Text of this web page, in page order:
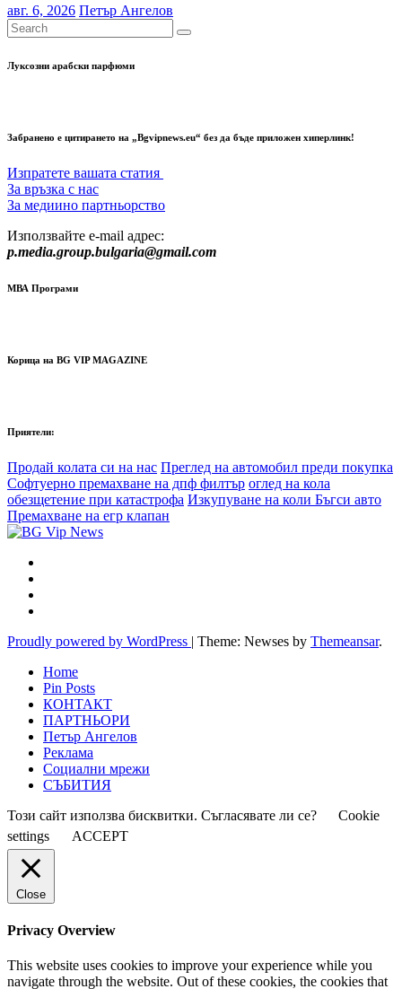
авг. 6, 2026 Петър Ангелов
Луксозни арабски парфюми
Забранено е цитирането на „Bgvipnews.eu“ без да бъде приложен хиперлинк!
Изпратете вашата статия
За връзка с нас
За медиино партньорство
Използвайте e-mail адрес:
p.media.group.bulgaria@gmail.com
МВА Програми
Корица на BG VIP MAGAZINE
Приятели:
Продай колата си на нас Преглед на автомобил преди покупка
Софтуерно премахване на дпф филтър оглед на кола
обезщетение при катастрофа Изкупуване на коли Бъгси авто
Премахване на егр клапан
Proudly powered by WordPress | Theme: Newses by Themeansar.
Home
Pin Posts
КОНТАКТ
ПАРТНЬОРИ
Петър Ангелов
Реклама
Социални мрежи
СЪБИТИЯ
Този сайт използва бисквитки. Съгласявате ли се?
Cookie
settings
ACCEPT
Close
Privacy Overview
This website uses cookies to improve your experience while you
navigate through the website. Out of these cookies, the cookies that